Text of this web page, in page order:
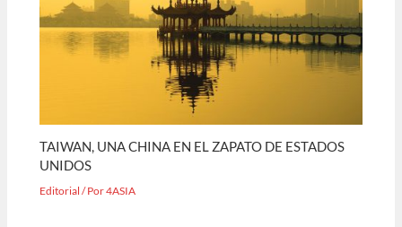
TAIWAN, UNA CHINA EN EL ZAPATO DE ESTADOS
UNIDOS
Editorial / Por4ASIA